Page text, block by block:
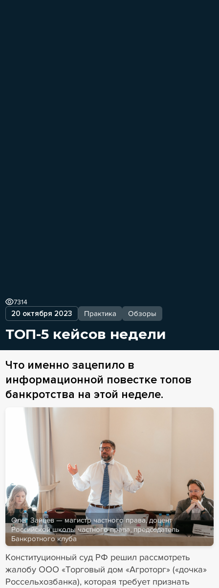
20 октября 2023 Практика Обзоры
7314
ТОП-5 кейсов недели
Что именно зацепило в
информационной повестке топов
банкротства на этой неделе.
Олег Зайцев — магистр частного права, доцент
Российской школы частного права, председатель
Банкротного клуба
Конституционный суд РФ решил рассмотреть
жалобу ООО «Торговый дом «Агроторг» («дочка»
Россельхозбанка), которая требует признать